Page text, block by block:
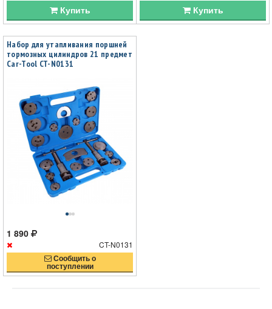
Купить Купить
Набор для утапливания поршней
тормозных цилиндров 21 предмет
Car-Tool CT-N0131
1 890
CT-N0131
Сообщить о
поступлении